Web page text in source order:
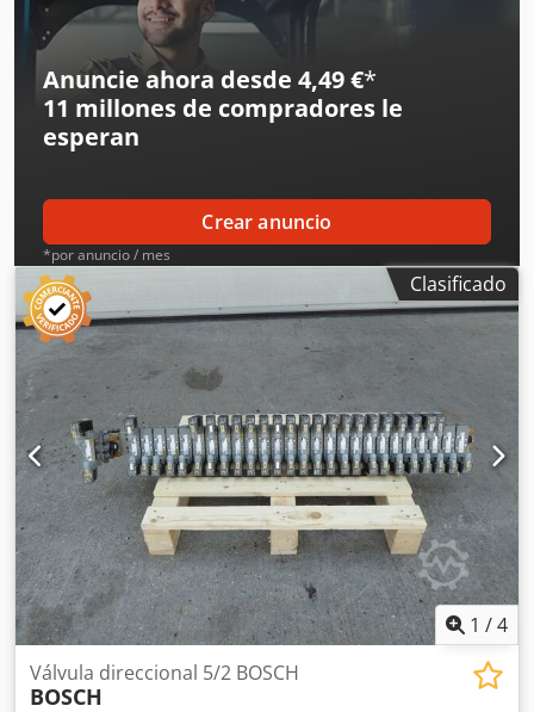
Anuncie ahora desde 4,49 €*
11 millones de compradores le
esperan
Crear anuncio
*por anuncio / mes
Clasificado
1 /4
Válvula direccional 5/2 BOSCH
BOSCH